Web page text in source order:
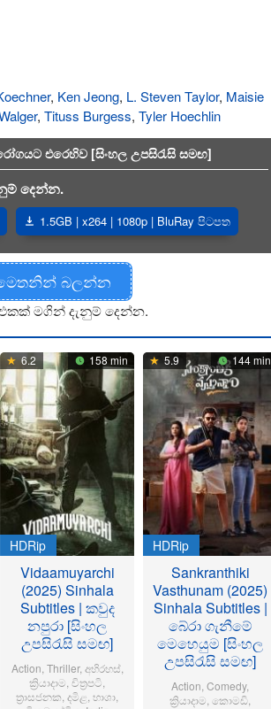
, Ken Jeong, L. Steven Taylor, Maisie
, Tituss Burgess, Tyler Hoechlin
රෝගයට එරෙහිව [සිංහල උපසිරැසි සමඟ]
දෙන්න.
1.5GB | x264 | 1080p | BluRay පිටපත
බලන්න
මගින් දැනුම් දෙන්න.
6.2 158 min
HDRip
Vidaamuyarchi
(2025) Sinhala
Subtitles | කවුද
නපුරා [සිංහල
උපසිරැසි සමඟ]
Action Thriller, අභිරහස්,
ක්‍රියාදාම චිත්‍රපටි
ත්‍රාසජනක දමිළ භාශා
5.9 144 min
HDRip
Sankranthiki
Vasthunam (2025)
Sinhala Subtitles |
බේරා ගැනීමේ
මෙහෙයුම [සිංහල
උපසිරැසි සමඟ]
Action Comedy,
ක්‍රියාදාම කොමඩි